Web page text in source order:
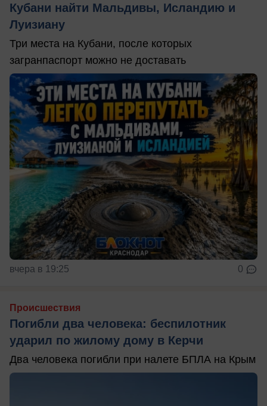
Кубани найти Мальдивы, Исландию и
Луизиану
Три места на Кубани, после которых
загранпаспорт можно не доставать
вчера в 19:25 0
Происшествия
Погибли два человека: беспилотник
ударил по жилому дому в Керчи
Два человека погибли при налете БПЛА на Крым